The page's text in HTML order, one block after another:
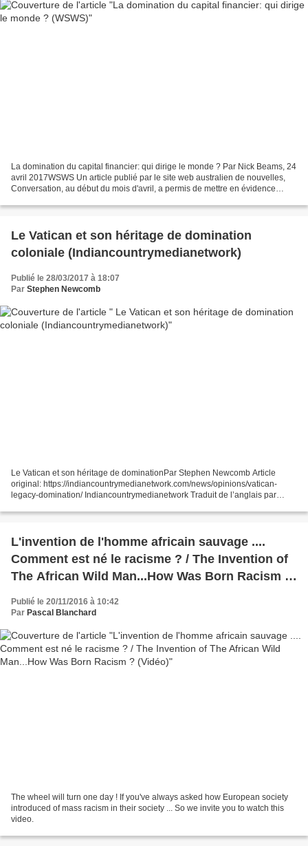
La domination du capital financier: qui dirige le monde ? Par Nick Beams, 24
avril 2017WSWS Un article publié par le site web australien de nouvelles,
Conversation, au début du mois d'avril, a permis de mettre en évidence
Le Vatican et son héritage de domination
coloniale (Indiancountrymedianetwork)
Publié le 28/03/2017 à 18:07
Par Stephen Newcomb
Le Vatican et son héritage de dominationPar Stephen Newcomb Article
original: https://indiancountrymedianetwork.com/news/opinions/vatican-
legacy-domination/ Indiancountrymedianetwork Traduit de l’anglais par
vatican-et-heritage-de-la-domination/ Une...
L'invention de l'homme africain sauvage ....
Comment est né le racisme ? / The Invention of
The African Wild Man...How Was Born Racism ?
(Vidéo)
Publié le 20/11/2016 à 10:42
Par Pascal Blanchard
The wheel will turn one day ! If you've always asked how European society
introduced of mass racism in their society ... So we invite you to watch this
video.